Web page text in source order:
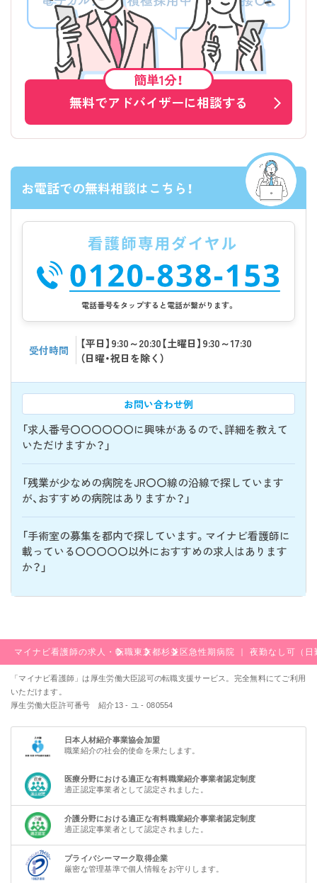
簡単1分！
無料でアドバイザーに相談する
お電話での無料相談はこちら！
電話番号をタップすると電話が繋がります。
受付時間
【平日】9:30～20:30【土曜日】9:30～17:30
（日曜・祝日を除く）
お問い合わせ例
「求人番号〇〇〇〇〇〇に興味があるので、詳細を教えて
いただけますか？」
「残業が少なめの病院をJR〇〇線の沿線で探しています
が、おすすめの病院はありますか？」
「手術室の募集を都内で探しています。マイナビ看護師に
載っている〇〇〇〇〇以外におすすめの求人はあります
か？」
マイナビ看護師の求人・転職東京都杉並区急性期病院 ｜ 夜勤なし可（
「マイナビ看護師」は厚生労働大臣認可の転職支援サービス。完全無料にてご利用
いただけます。
厚生労働大臣許可番号 紹介13 - ユ - 080554
日本人材紹介事業協会加盟
職業紹介の社会的使命を果たします。
医療分野における適正な有料職業紹介事業者認定制度
適正認定事業者として認定されました。
介護分野における適正な有料職業紹介事業者認定制度
適正認定事業者として認定されました。
プライバシーマーク取得企業
厳密な管理基準で個人情報をお守りします。